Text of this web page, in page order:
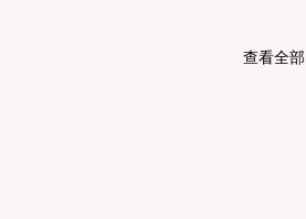
查看全部